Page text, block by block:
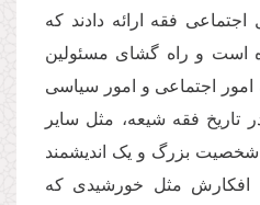
فقه ارائه دادند که
است و راه گشای مسئولین
اجتماعی و امور سیاسی
تاریخ فقه شیعه، مثل سایر
شخصیت بزرگ و یک اندیشمند
مثل خورشیدی که